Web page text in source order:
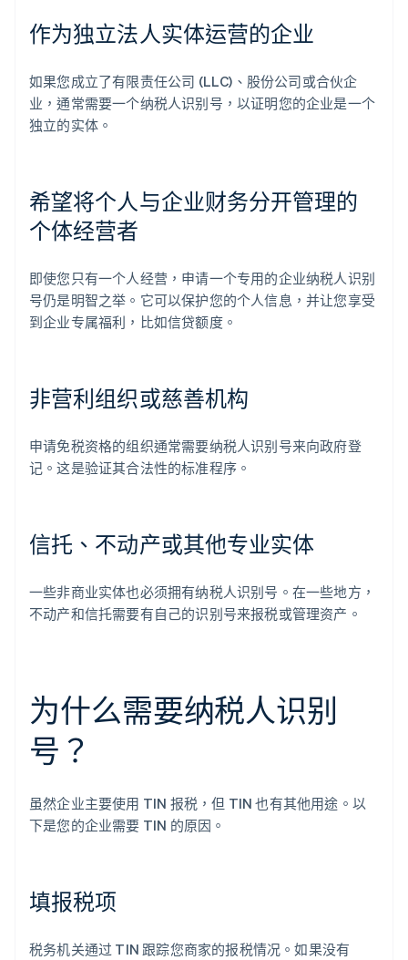
作为独立法人实体运营的企业
如果您成立了有限责任公司 (LLC)、股份公司或合伙企
业，通常需要一个纳税人识别号，以证明您的企业是一个
独立的实体。
希望将个人与企业财务分开管理的
个体经营者
即使您只有一个人经营，申请一个专用的企业纳税人识别
号仍是明智之举。它可以保护您的个人信息，并让您享受
到企业专属福利，比如信贷额度。
非营利组织或慈善机构
申请免税资格的组织通常需要纳税人识别号来向政府登
记。这是验证其合法性的标准程序。
信托、不动产或其他专业实体
一些非商业实体也必须拥有纳税人识别号。在一些地方，
不动产和信托需要有自己的识别号来报税或管理资产。
为什么需要纳税人识别
号？
虽然企业主要使用 TIN 报税，但 TIN 也有其他用途。以
下是您的企业需要 TIN 的原因。
填报税项
税务机关通过 TIN 跟踪您商家的报税情况。如果没有